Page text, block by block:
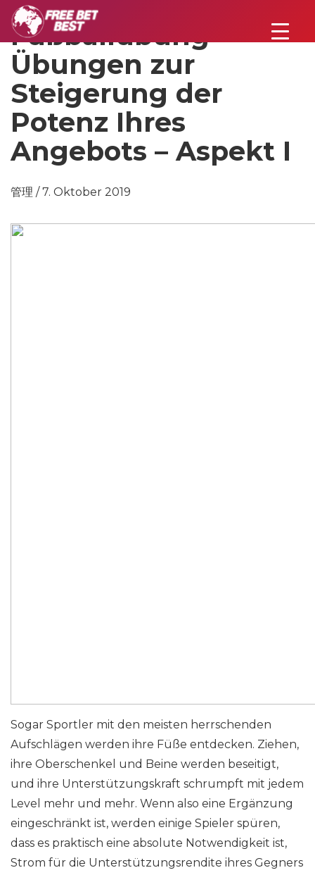
Fußballübung –
Übungen zur
Steigerung der
Potenz Ihres
Angebots – Aspekt I
管理 / 7. Oktober 2019
Sogar Sportler mit den meisten herrschenden
Aufschlägen werden ihre Füße entdecken. Ziehen,
ihre Oberschenkel und Beine werden beseitigt,
und ihre Unterstützungskraft schrumpft mit jedem
Level mehr und mehr. Wenn also eine Ergänzung
eingeschränkt ist, werden einige Spieler spüren,
dass es praktisch eine absolute Notwendigkeit ist,
Strom für die Unterstützungsrendite ihres Gegners